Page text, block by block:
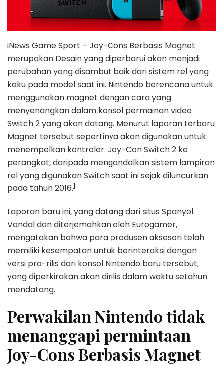
iNews Game Sport – Joy-Cons Berbasis Magnet
merupakan Desain yang diperbarui akan menjadi
perubahan yang disambut baik dari sistem rel yang
kaku pada model saat ini. Nintendo berencana untuk
menggunakan magnet dengan cara yang
menyenangkan dalam konsol permainan video
Switch 2 yang akan datang. Menurut laporan terbaru
Magnet tersebut sepertinya akan digunakan untuk
menempelkan kontroler. Joy-Con Switch 2 ke
perangkat, daripada mengandalkan sistem lampiran
rel yang digunakan Switch saat ini sejak diluncurkan
pada tahun 2016.1
Laporan baru ini, yang datang dari situs Spanyol
Vandal dan diterjemahkan oleh Eurogamer,
mengatakan bahwa para produsen aksesori telah
memiliki kesempatan untuk berinteraksi dengan
versi pra-rilis dari konsol Nintendo baru tersebut,
yang diperkirakan akan dirilis dalam waktu setahun
mendatang.
Perwakilan Nintendo tidak
menanggapi permintaan
Joy-Cons Berbasis Magnet